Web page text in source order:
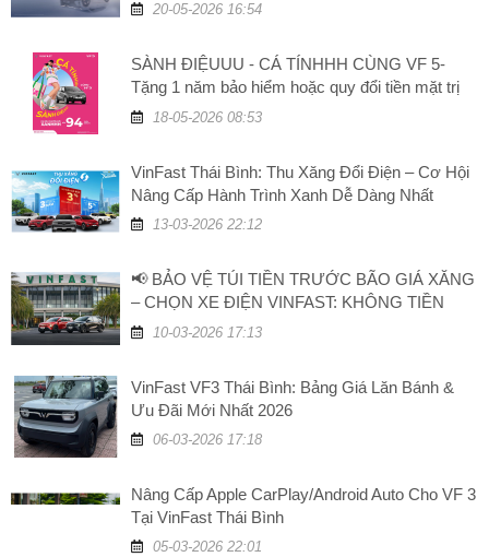
20-05-2026 16:54
SÀNH ĐIỆUUU - CÁ TÍNHHH CÙNG VF 5-
Tặng 1 năm bảo hiểm hoặc quy đổi tiền mặt trị
giá 5 triệu đồng
18-05-2026 08:53
VinFast Thái Bình: Thu Xăng Đổi Điện – Cơ Hội
Nâng Cấp Hành Trình Xanh Dễ Dàng Nhất
13-03-2026 22:12
📢 BẢO VỆ TÚI TIỀN TRƯỚC BÃO GIÁ XĂNG
– CHỌN XE ĐIỆN VINFAST: KHÔNG TIỀN
XĂNG, TĂNG GIÁ TRỊ!
10-03-2026 17:13
VinFast VF3 Thái Bình: Bảng Giá Lăn Bánh &
Ưu Đãi Mới Nhất 2026
06-03-2026 17:18
Nâng Cấp Apple CarPlay/Android Auto Cho VF 3
Tại VinFast Thái Bình
05-03-2026 22:01